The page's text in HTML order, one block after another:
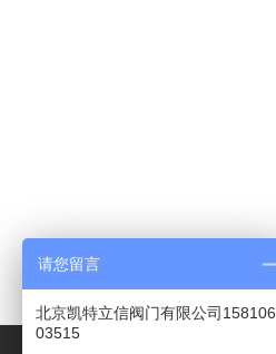
请您留言
北京凯特立信阀门有限公司158106
03515